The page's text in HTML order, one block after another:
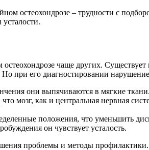
остеохондрозе – трудности с
чаще других.
Но при его диагностировании
они выпячиваются в мягкие
мозг, как и центральная нервная
положения, что уменьшить
он чувствует усталость.
проблемы и методы профилактики.